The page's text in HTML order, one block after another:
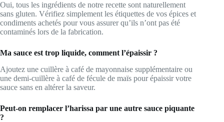
Oui, tous les ingrédients de notre recette sont naturellement
sans gluten. Vérifiez simplement les étiquettes de vos épices et
condiments achetés pour vous assurer qu’ils n’ont pas été
contaminés lors de la fabrication.
Ma sauce est trop liquide, comment l’épaissir ?
Ajoutez une cuillère à café de mayonnaise supplémentaire ou
une demi-cuillère à café de fécule de maïs pour épaissir votre
sauce sans en altérer la saveur.
Peut-on remplacer l’harissa par une autre sauce piquante
?